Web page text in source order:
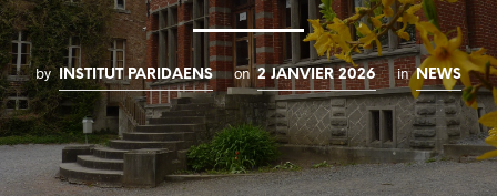
by INSTITUT PARIDAENS on 2 JANVIER 2026 in NEWS